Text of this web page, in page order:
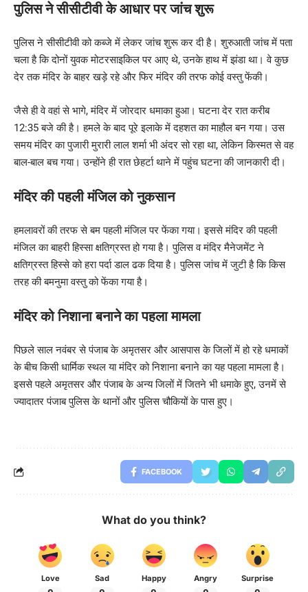
पुलिस ने सीसीटीवी के आधार पर जांच शुरू
पुलिस ने सीसीटीवी को कब्जे में लेकर जांच शुरू कर दी है। शुरुआती जांच में पता
चला है कि दोनों युवक मोटरसाइकिल पर आए थे, उनके हाथ में झंडा था। वे कुछ
देर तक मंदिर के बाहर खड़े रहे और फिर मंदिर की तरफ कोई वस्तु फेंकी।
जैसे ही वे वहां से भागे, मंदिर में जोरदार धमाका हुआ। घटना देर रात करीब
12:35 बजे की है। हमले के बाद पूरे इलाके में दहशत का माहौल बन गया। उस
समय मंदिर का पुजारी मुरारी लाल शर्मा भी अंदर सो रहा था, लेकिन किस्मत से वह
बाल-बाल बच गया। उन्होंने ही रात छेहर्टा थाने में पहुंच घटना की जानकारी दी।
मंदिर की पहली मंजिल को नुकसान
हमलावरों की तरफ से बम पहली मंजिल पर फेंका गया। इससे मंदिर की पहली
मंजिल का बाहरी हिस्सा क्षतिग्रस्त हो गया है। पुलिस व मंदिर मैनेजमेंट ने
क्षतिग्रस्त हिस्से को हरा पर्दा डाल ढक दिया है। पुलिस जांच में जुटी है कि किस
तरह की बमनुमा वस्तु को फेंका गया है।
मंदिर को निशाना बनाने का पहला मामला
पिछले साल नवंबर से पंजाब के अमृतसर और आसपास के जिलों में हो रहे धमाकों
के बीच किसी धार्मिक स्थल या मंदिर को निशाना बनाने का यह पहला मामला है।
इससे पहले अमृतसर और पंजाब के अन्य जिलों में जितने भी धमाके हुए, उनमें से
ज्यादातर पंजाब पुलिस के थानों और पुलिस चौकियों के पास हुए।
FACEBOOK
What do you think?
Love Sad Happy Angry Surprise